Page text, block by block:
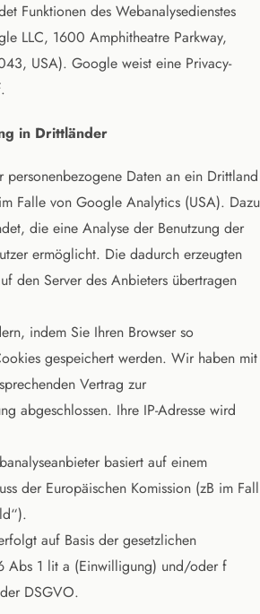
Funktionen des Webanalysedienstes
LLC, 1600 Amphitheatre Parkway,
USA). Google weist eine Privacy-
in Drittländer
personenbezogene Daten an ein Drittland
Falle von Google Analytics (USA). Dazu
die eine Analyse der Benutzung der
ermöglicht. Die dadurch erzeugten
den Server des Anbieters übertragen
indem Sie Ihren Browser so
gespeichert werden. Wir haben mit
Vertrag zur
abgeschlossen. Ihre IP-Adresse wird
basiert auf einem
der Europäischen Komission (zB im Fall
auf Basis der gesetzlichen
Abs 1 lit a (Einwilligung) und/oder f
DSGVO.